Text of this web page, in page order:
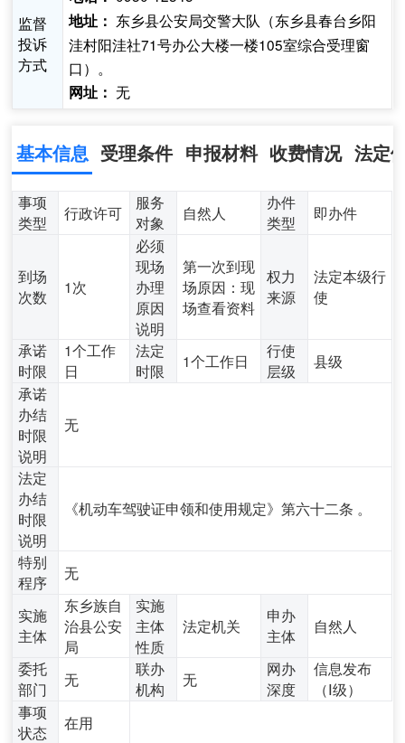
监督
投诉
方式
地址： 东乡县公安局交警大队（东乡县春台乡阳
洼村阳洼社71号办公大楼一楼105室综合受理窗
口）。
网址： 无
基本信息 受理条件 申报材料 收费情况 法定
事项
类型
行政许可
服务
对象
自然人
办件
类型
即办件
到场
次数
1次
必须
现场
办理
原因
说明
第一次到现
场原因：现
场查看资料
权力
来源
法定本级行
使
承诺
时限
1个工作
日
法定
时限
1个工作日
行使
层级
县级
承诺
办结
时限
说明
无
法定
办结
时限
说明
《机动车驾驶证申领和使用规定》第六十二条 。
特别
程序
无
实施
主体
东乡族自
治县公安
局
实施
主体
性质
法定机关
申办
主体
自然人
委托
部门
无
联办
机构
无
网办
深度
信息发布
（Ⅰ级）
事项
状态
在用